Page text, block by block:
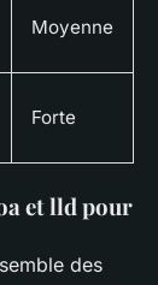
Moyenne
Forte
et lld pour
des